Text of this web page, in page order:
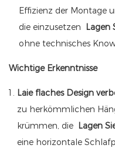
Effizienz der Montage
die einzusetzen
Lagen
ohne technisches
Wichtige Erkenntnisse
Laie flaches Design
zu herkömmlichen
krümmen, die Lagen
eine horizontale